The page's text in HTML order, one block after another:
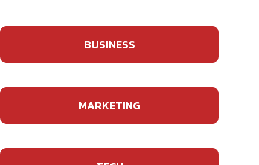
BUSINESS
MARKETING